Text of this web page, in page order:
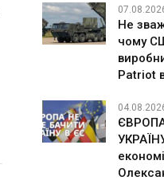
Не
чому
Patriot в